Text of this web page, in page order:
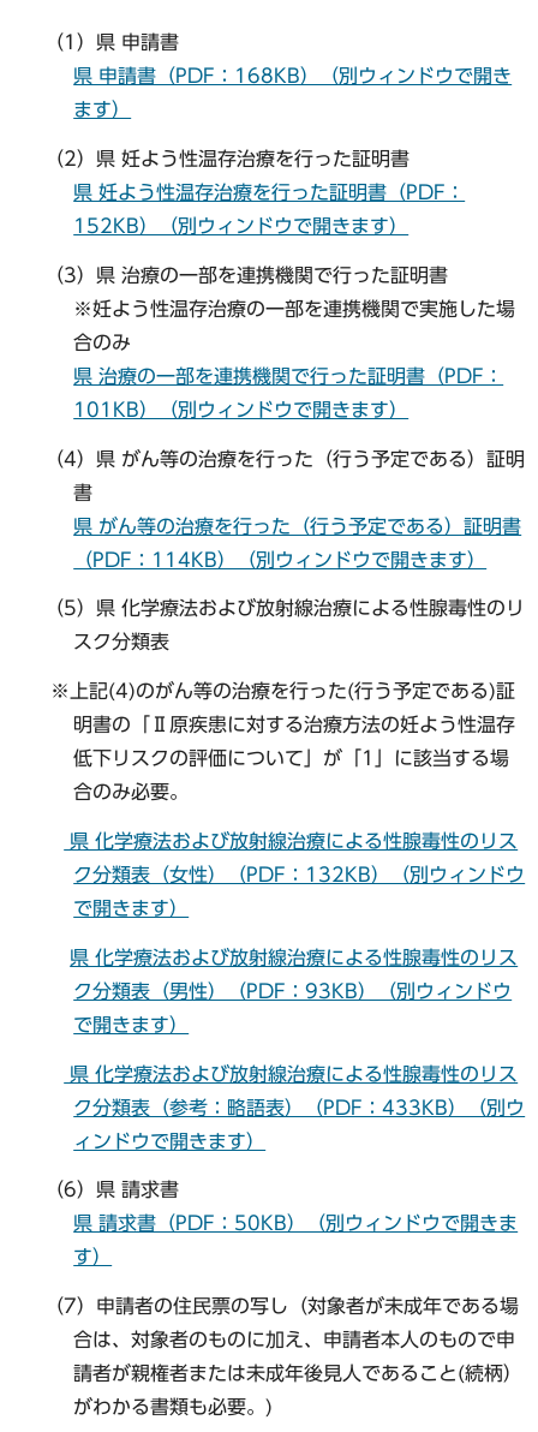
（1）県 申請書
県 申請書（PDF：168KB）（別ウィンドウで開き
ます）
（2）県 妊よう性温存治療を行った証明書
県 妊よう性温存治療を行った証明書（PDF：
152KB）（別ウィンドウで開きます）
（3）県 治療の一部を連携機関で行った証明書
※妊よう性温存治療の一部を連携機関で実施した場
合のみ
県 治療の一部を連携機関で行った証明書（PDF：
101KB）（別ウィンドウで開きます）
（4）県 がん等の治療を行った（行う予定である）証明
書
県 がん等の治療を行った（行う予定である）証明書
（PDF：114KB）（別ウィンドウで開きます）
（5）県 化学療法および放射線治療による性腺毒性のリ
スク分類表
※上記(4)のがん等の治療を行った(行う予定である)証
明書の「Ⅱ原疾患に対する治療方法の妊よう性温存
低下リスクの評価について」が「1」に該当する場
合のみ必要。
県 化学療法および放射線治療による性腺毒性のリス
ク分類表（女性）（PDF：132KB）（別ウィンドウ
で開きます）
県 化学療法および放射線治療による性腺毒性のリス
ク分類表（男性）（PDF：93KB）（別ウィンドウ
で開きます）
県 化学療法および放射線治療による性腺毒性のリス
ク分類表（参考：略語表）（PDF：433KB）（別ウ
ィンドウで開きます）
（6）県 請求書
県 請求書（PDF：50KB）（別ウィンドウで開きま
す）
（7）申請者の住民票の写し（対象者が未成年である場
合は、対象者のものに加え、申請者本人のもので申
請者が親権者または未成年後見人であること(続柄）
がわかる書類も必要。)